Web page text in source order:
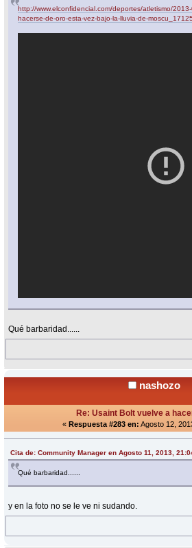
http://www.elconfidencial.com/deportes/atletismo/
hacerse-de-oro-esta-vez-bajo-la-lluvia-de-
Qué barbaridad......
nashozo
Re: Usaint Bolt vuelve a
« Respuesta #283 en: Agosto 12,
Cita de: Community Manager en Agosto 11, 2013,
Qué barbaridad......
y en la foto no se le ve ni sudando.